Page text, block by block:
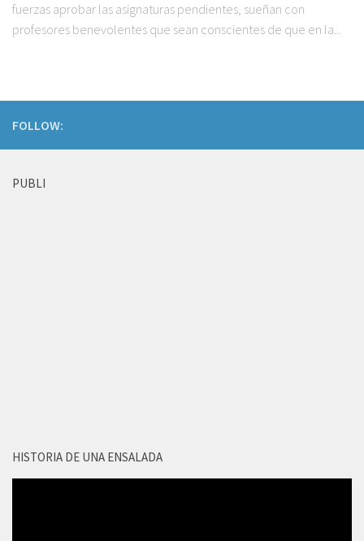
fuerzas aprobar las asignaturas pendientes, sueñan con
profesores benevolentes que sean conscientes de que en la...
FOLLOW:
PUBLI
HISTORIA DE UNA ENSALADA